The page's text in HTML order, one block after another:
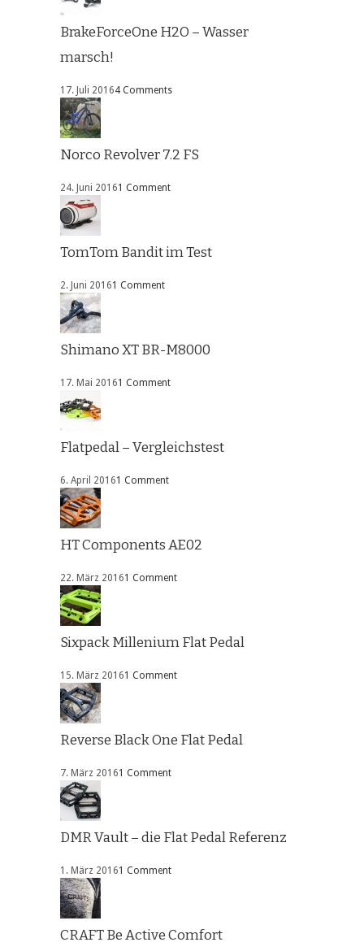
BrakeForceOne H2O – Wasser
marsch!
17. Juli 20164 Comments
Norco Revolver 7.2 FS
24. Juni 20161 Comment
TomTom Bandit im Test
2. Juni 20161 Comment
Shimano XT BR-M8000
17. Mai 20161 Comment
Flatpedal – Vergleichstest
6. April 20161 Comment
HT Components AE02
22. März 20161 Comment
Sixpack Millenium Flat Pedal
15. März 20161 Comment
Reverse Black One Flat Pedal
7. März 20161 Comment
DMR Vault – die Flat Pedal Referenz
1. März 20161 Comment
CRAFT Be Active Comfort